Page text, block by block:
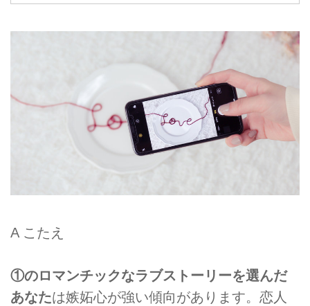
A こたえ
①のロマンチックなラブストーリーを選んだ
あなたは嫉妬心が強い傾向があります。恋人